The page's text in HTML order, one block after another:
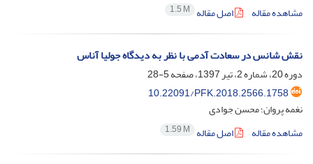
مشاهده مقاله
اصل مقاله 1.5 M
نقش شانس در سعادت آدمی با نظر به دیدگاه جولیا آناس
دوره 20، شماره 2، تیر 1397، صفحه
5-28
10.22091/PFK.2018.2566.1758
نغمه پروان؛ محسن جوادی
مشاهده مقاله
اصل مقاله 1.59 M